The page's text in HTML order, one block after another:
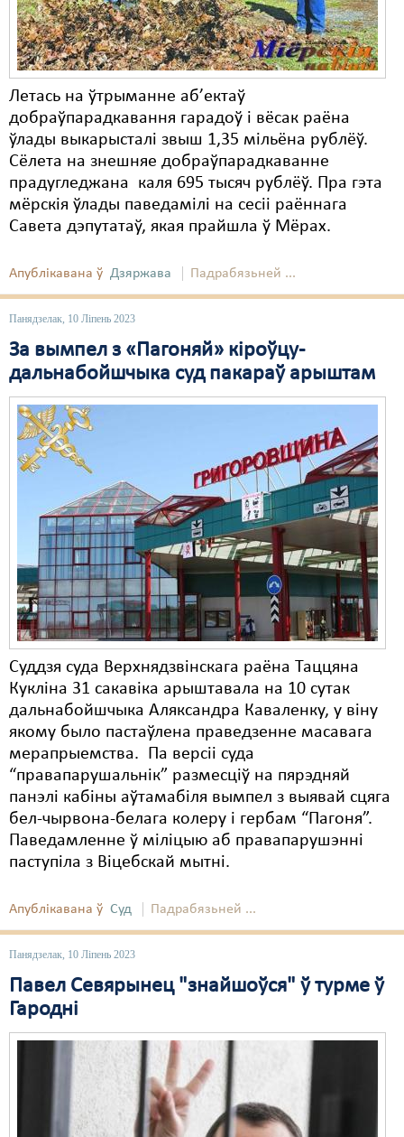
Летась на ўтрыманне аб’ектаў
добраўпарадкавання гарадоў і вёсак раёна
ўлады выкарысталі звыш 1,35 мільёна рублёў.
Сёлета на знешняе добраўпарадкаванне
прадугледжана каля 695 тысяч рублёў. Пра гэта
мёрскія ўлады паведамілі на сесіі раённага
Савета дэпутатаў, якая прайшла ў Мёрах.
Апублікавана ў Дзяржава Падрабязьней ...
Панядзелак, 10 Ліпень 2023
За вымпел з «Пагоняй» кіроўцу-
дальнабойшчыка суд пакараў арыштам
Суддзя суда Верхнядзвінскага раёна Таццяна
Кукліна 31 сакавіка арыштавала на 10 сутак
дальнабойшчыка Аляксандра Каваленку, у віну
якому было пастаўлена праведзенне масавага
мерапрыемства. Па версіі суда
“правапарушальнік” размесціў на пярэдняй
панэлі кабіны аўтамабіля вымпел з выявай сцяга
бел-чырвона-белага колеру і гербам “Пагоня”.
Паведамленне ў міліцыю аб правапарушэнні
паступіла з Віцебскай мытні.
Апублікавана ў Суд Падрабязьней ...
Панядзелак, 10 Ліпень 2023
Павел Севярынец "знайшоўся" ў турме ў
Гародні